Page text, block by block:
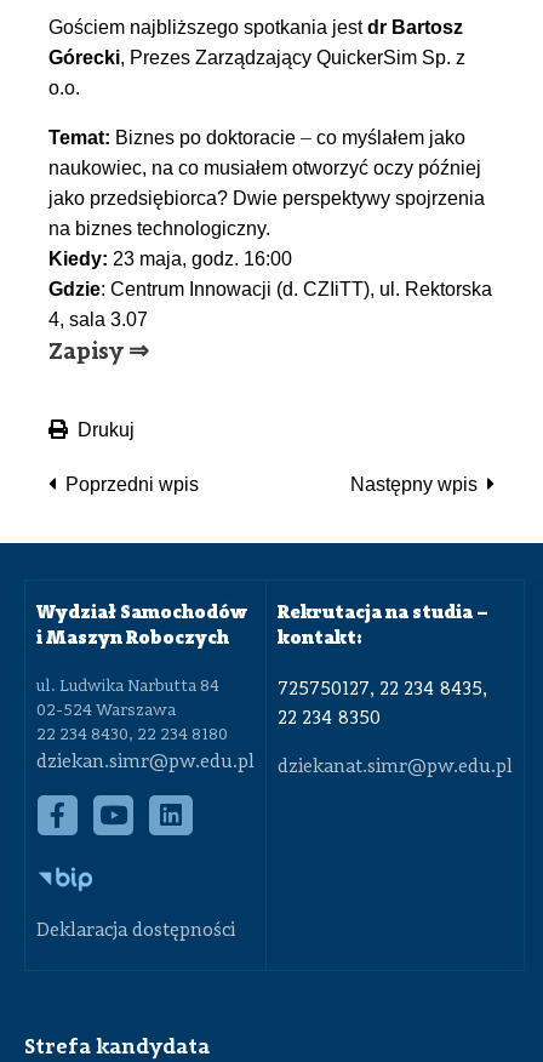
Gościem najbliższego spotkania jestdr Bartosz
Górecki, Prezes Zarządzający QuickerSim Sp. z
o.o.
Temat: Biznes po doktoracie–co myślałem jako
naukowiec, na co musiałem otworzyć oczy później
jako przedsiębiorca? Dwie perspektywy spojrzenia
na biznes technologiczny.
Kiedy: 23 maja, godz. 16:00
Gdzie: Centrum Innowacji (d. CZIiTT), ul. Rektorska
4, sala 3.07
Zapisy ⇒
Drukuj
Poprzedni wpis Następny wpis
Wydział Samochodów
i Maszyn Roboczych
ul. Ludwika Narbutta 84
02-524 Warszawa
22 234 8430, 22 234 8180
dziekan.simr@pw.edu.pl
Deklaracja dostępności
Rekrutacja na studia –
kontakt:
725750127, 22 234 8435,
22 234 8350
dziekanat.simr@pw.edu.pl
Strefa kandydata